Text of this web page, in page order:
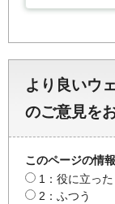
より良いウ
のご意見を
このページの情
1：役に立った
2：ふつう